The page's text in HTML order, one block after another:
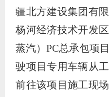
疆北方建设集团有
杨河经济技术开发
蒸汽）PC总承包项
驶项目专用车辆从
前往该项目施工现